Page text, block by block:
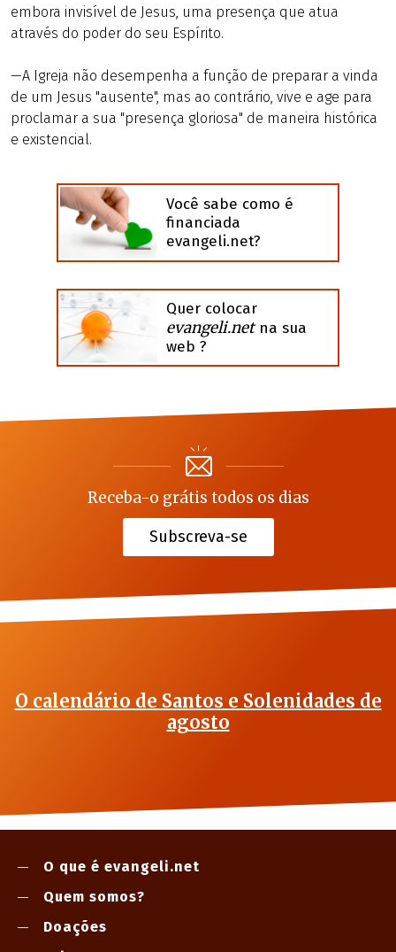
embora invisível de Jesus, uma presença que atua
através do poder do seu Espírito.
—A Igreja não desempenha a função de preparar a vinda
de um Jesus "ausente", mas ao contrário, vive e age para
proclamar a sua "presença gloriosa" de maneira histórica
e existencial.
Você sabe como é
financiada
evangeli.net?
Quer colocar
evangeli.netna sua
web ?
Receba-o grátis todos os dias
Subscreva-se
O calendário de Santos e Solenidades de
agosto
O que é evangeli.net
Quem somos?
Doações